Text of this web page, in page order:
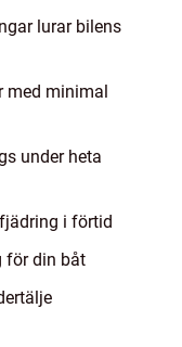
lurar bilens
med minimal
under heta
i förtid
för din båt